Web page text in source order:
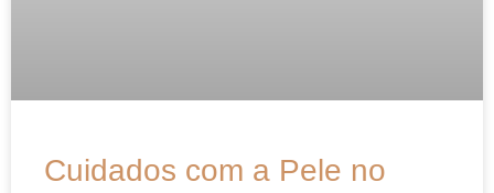
Cuidados com a Pele no